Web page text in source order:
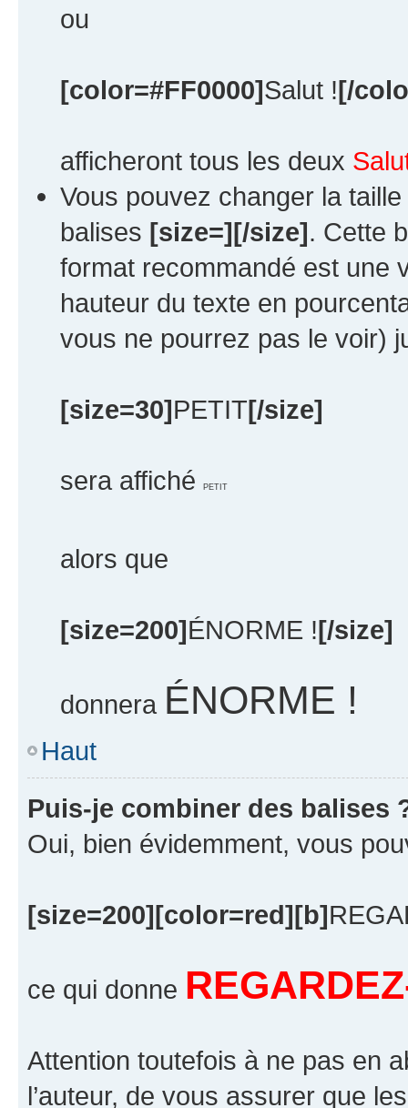
ou
[color=#FF0000]Salut ![/
afficheront tous les deux
Vous pouvez changer la
balises [size=][/size]. Cette
format recommandé est une
hauteur du texte en
vous ne pourrez pas le voir)
[size=30]PETIT[/size]
sera affiché PETIT
alors que
[size=200]ÉNORME ![/size]
donnera ÉNORME !
Haut
Puis-je combiner des balises
Oui, bien évidemment, vous
[size=200][color=red][b]
ce qui donne
Attention toutefois à ne pas en
l’auteur, de vous assurer que